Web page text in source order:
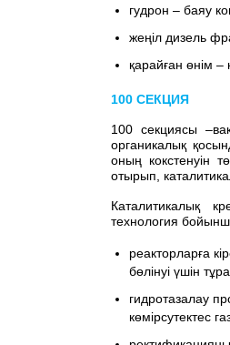
гудрон – баяу
жеңіл дизель
қарайған өнім
100 СЕКЦИЯ
100 секциясы
органикалық
оның кокстенуін
отырып,
Каталитикалық
технология
реакторларға
бөлінуі үшін
гидротазалау
көмірсутектес